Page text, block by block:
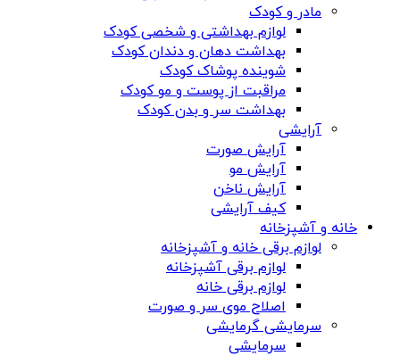
مادر و کودک
لوازم بهداشتی و شخصی کودک
بهداشت دهان و دندان کودک
شوینده پوشاک کودک
مراقبت از پوست و مو کودک
بهداشت سر و بدن کودک
آرایشی
آرایش صورت
آرایش مو
آرایش ناخن
کیف آرایشی
خانه و آشپزخانه
لوازم برقی خانه و آشپزخانه
لوازم برقی آشپزخانه
لوازم برقی خانه
اصلاح موی سر و صورت
سرمایشی گرمایشی
سرمایشی